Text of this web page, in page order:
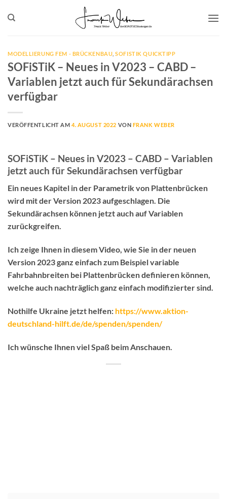
Inhalt
MODELLIERUNG FEM - BRÜCKENBAU ,SOFISTIK QUICKTIPP
SOFiSTiK – Neues in V2023 – CABD –
Variablen jetzt auch für Sekundärachsen
verfügbar
VERÖFFENTLICHT AM4. AUGUST 2022 VON FRANK WEBER
SOFiSTiK – Neues in V2023 – CABD – Variablen
jetzt auch für Sekundärachsen verfügbar
Ein neues Kapitel in der Parametrik von Plattenbrücken
wird mit der Version 2023 aufgeschlagen. Die
Sekundärachsen können jetzt auch auf Variablen
zurückgreifen.
Ich zeige Ihnen in diesem Video, wie Sie in der neuen
Version 2023 ganz einfach zum Beispiel variable
Fahrbahnbreiten bei Plattenbrücken definieren können,
welche auch nachträglich ganz einfach modifizierter sind.
Nothilfe Ukraine jetzt helfen: https://www.aktion-
deutschland-hilft.de/de/spenden/spenden/
Ich wünsche Ihnen viel Spaß beim Anschauen.